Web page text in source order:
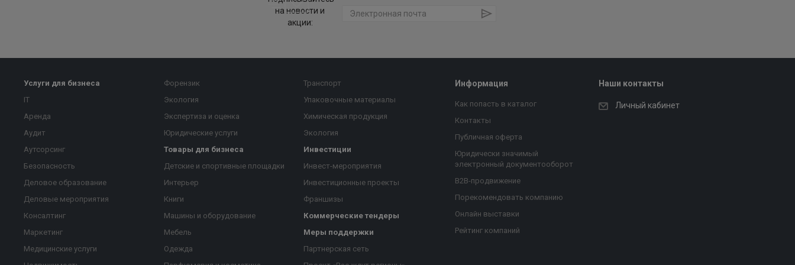
на новости и
акции:
Услуги для бизнеса
IT
Аренда
Аудит
Аутсорсинг
Безопасность
Деловое образование
Деловые мероприятия
Консалтинг
Маркетинг
Медицинские услуги
Форензик
Экология
Экспертиза и оценка
Юридические услуги
Товары для бизнеса
Детские и спортивные площадки
Интерьер
Книги
Машины и оборудование
Мебель
Одежда
Транспорт
Упаковочные материалы
Химическая продукция
Экология
Инвестиции
Инвест-мероприятия
Инвестиционные проекты
Франшизы
Коммерческие тендеры
Меры поддержки
Партнерская сеть
Информация
Как попасть в каталог
Контакты
Публичная оферта
Юридически значимый
электронный документооборот
B2B-продвижение
Порекомендовать компанию
Онлайн выставки
Рейтинг компаний
Наши контакты
Личный кабинет